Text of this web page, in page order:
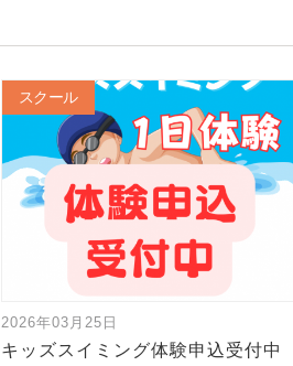
スクール
2026年03月25日
キッズスイミング体験申込受付中